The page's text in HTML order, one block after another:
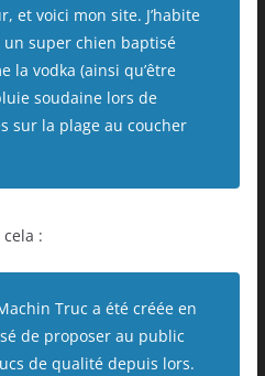
et voici mon site. J’habite
un super chien baptisé
la vodka (ainsi qu’être
soudaine lors de
sur la plage au coucher
:
Truc a été créée en
de proposer au public
de qualité depuis lors.